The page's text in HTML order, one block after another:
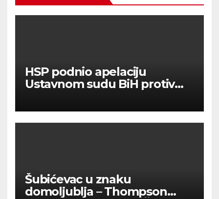
HSP podnio apelaciju
Ustavnom sudu BiH protiv
Kovačevića
Šubićevac u znaku
domoljublja – Thompson